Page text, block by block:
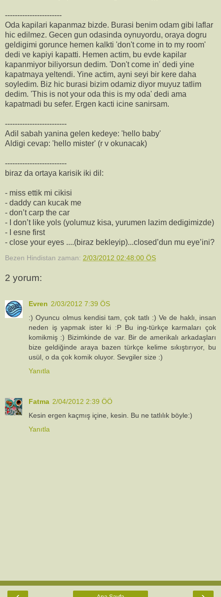
-----------------------
Oda kapilari kapanmaz bizde. Burasi benim odam gibi laflar
hic edilmez. Gecen gun odasinda oynuyordu, oraya dogru
geldigimi gorunce hemen kalkti 'don't come in to my room'
dedi ve kapiyi kapatti. Hemen actim, bu evde kapilar
kapanmiyor biliyorsun dedim. 'Don't come in' dedi yine
kapatmaya yeltendi. Yine actim, ayni seyi bir kere daha
soyledim. Biz hic burasi bizim odamiz diyor muyuz tatlim
dedim. 'This is not your oda this is my oda' dedi ama
kapatmadi bu sefer. Ergen kacti icine sanirsam.
-------------------------
Adil sabah yanina gelen kedeye: 'hello baby'
Aldigi cevap: 'hello mister' (r v okunacak)
-------------------------
biraz da ortaya karisik iki dil:
- miss ettik mi cikisi
- daddy can kucak me
- don’t carp the car
- I don’t like yols (yolumuz kisa, yurumen lazim dedigimizde)
- I esne first
- close your eyes ....(biraz bekleyip)...closed’dun mu eye’ini?
Bezen Hindistan zaman: 2/03/2012 02:48:00 ÖS
2 yorum:
Evren 2/03/2012 7:39 ÖS
:) Oyuncu olmus kendisi tam, çok tatlı :) Ve de haklı, insan
neden iş yapmak ister ki :P Bu ing-türkçe karmaları çok
komikmiş :) Bizimkinde de var. Bir de amerikalı arkadaşları
bize geldiğinde araya bazen türkçe kelime sıkıştırıyor, bu
usül, o da çok komik oluyor. Sevgiler size :)
Yanıtla
Fatma 2/04/2012 2:39 ÖÖ
Kesin ergen kaçmış içine, kesin. Bu ne tatlılık böyle:)
Yanıtla